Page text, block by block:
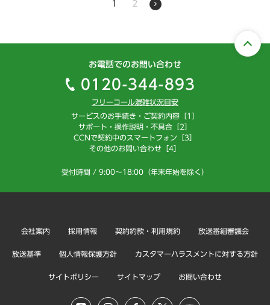
1 2
お電話でのお問い合わせ
0120-344-893
フリーコール混雑状況目安
サービスのお手続き・ご契約内容［1］
サポート・操作説明・不具合［2］
CCNで契約中のスマートフォン［3］
その他のお問い合わせ［4］
受付時間 / 9:00～18:00（年末年始を除く）
会社案内 採用情報 契約約款・利用規約 放送番組審議会
放送基準 個人情報保護方針 カスタマーハラスメントに対する方針
サイトポリシー サイトマップ お問い合わせ